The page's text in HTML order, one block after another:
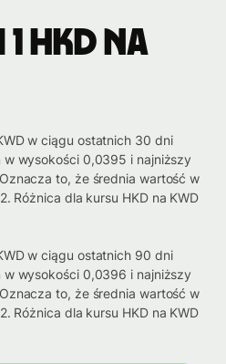
HKD na
w ciągu ostatnich 30 dni
w wysokości 0,0395 i najniższy
to, że średnia wartość w
Różnica dla kursu HKD na KWD
w ciągu ostatnich 90 dni
w wysokości 0,0396 i najniższy
to, że średnia wartość w
Różnica dla kursu HKD na KWD